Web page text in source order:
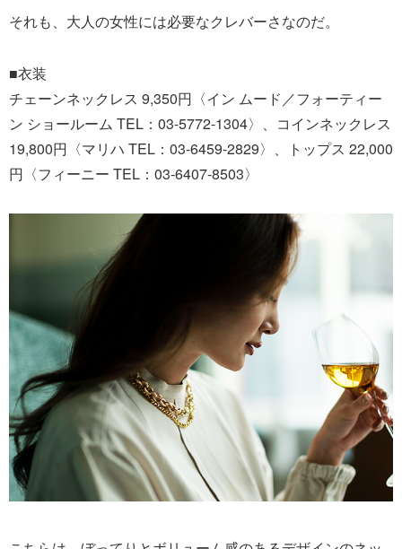
それも、大人の女性には必要なクレバーさなのだ。
■衣装
チェーンネックレス 9,350円〈イン ムード／フォーティー
ン ショールーム TEL：03-5772-1304〉、コインネックレス
19,800円〈マリハ TEL：03-6459-2829〉、トップス 22,000
円〈フィーニー TEL：03-6407-8503〉